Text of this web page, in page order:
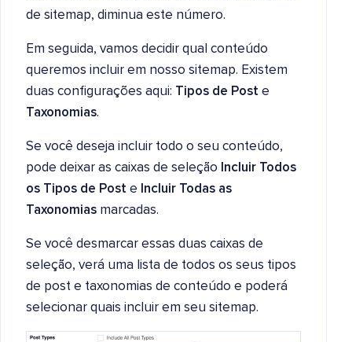
de sitemap, diminua este número.
Em seguida, vamos decidir qual conteúdo
queremos incluir em nosso sitemap. Existem
duas configurações aqui: Tipos de Post e
Taxonomias.
Se você deseja incluir todo o seu conteúdo,
pode deixar as caixas de seleção Incluir Todos
os Tipos de Post e Incluir Todas as
Taxonomias marcadas.
Se você desmarcar essas duas caixas de
seleção, verá uma lista de todos os seus tipos
de post e taxonomias de conteúdo e poderá
selecionar quais incluir em seu sitemap.